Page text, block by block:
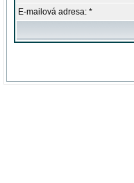
E-mailová adresa: *